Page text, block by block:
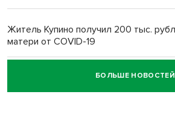
Житель Купино получил 200 тыс.
матери от COVID-19
Новосибирский суд наказал водителя
пенсионерки на вокзале
БОЛЬШЕ НОВОСТЕЙ